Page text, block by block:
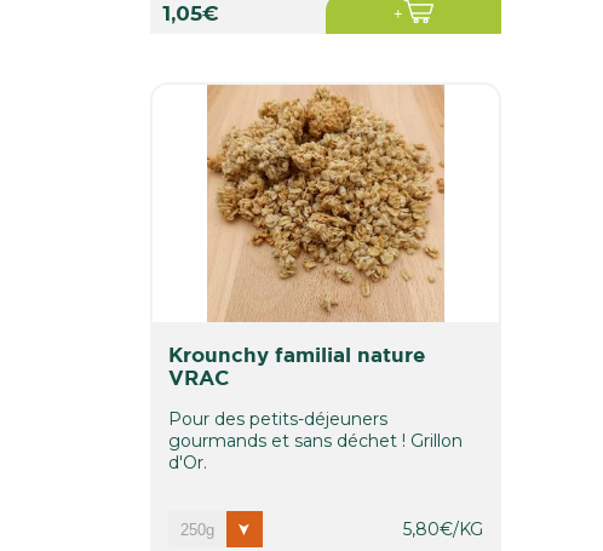
1,05€
krounchy familial nature
VRAC
Pour des petits-déjeuners
gourmands et sans déchet ! Grillon
d'Or.
5,80€/KG